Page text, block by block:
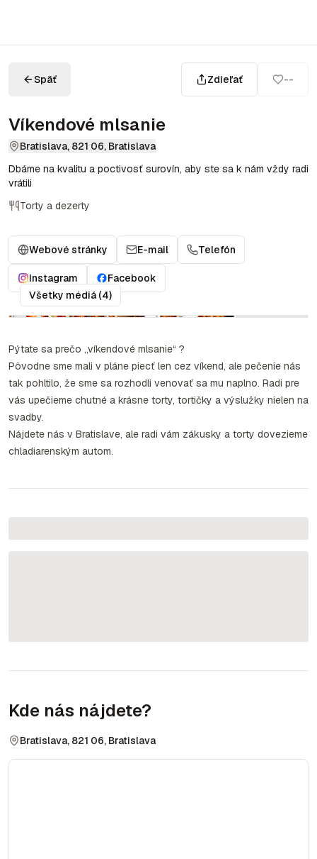
Späť Zdieľať --
Víkendové mlsanie
Bratislava, 821 06, Bratislava
Dbáme na kvalitu a poctivosť surovín, aby ste sa k nám vždy radi
vrátili
Torty a dezerty
Webové stránky E-mail Telefón
Instagram
Facebook
Všetky médiá (4)
Pýtate sa prečo „víkendové mlsanie“ ?
Pôvodne sme mali v pláne piecť len cez víkend, ale pečenie nás
tak pohltilo, že sme sa rozhodli venovať sa mu naplno. Radi pre
vás upečieme chutné a krásne torty, tortičky a výslužky nielen na
svadby.
Nájdete nás v Bratislave, ale radi vám zákusky a torty dovezieme
chladiarenským autom.
Kde nás nájdete?
Bratislava, 821 06, Bratislava